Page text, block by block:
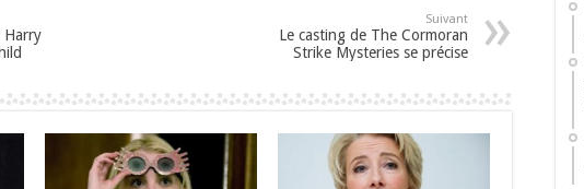
Harry
Suivant
Le casting de The Cormoran
Strike Mysteries se précise